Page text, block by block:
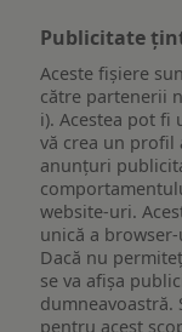
Publicitate
Aceste fișiere
către partenerii
i). Acestea pot fi
vă crea un profil
anunțuri
website-uri.
unică a
Dacă nu
se va afișa
dumneavoastră.
pentru acest